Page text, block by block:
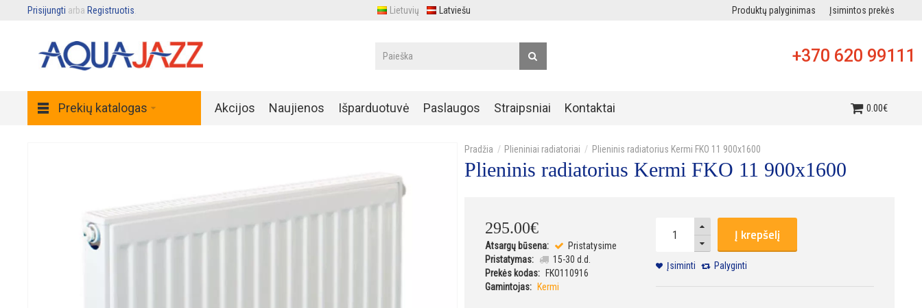
Prisijungti arba Registruotis Lietuvių Latviešu Produktų palyginimas Įsimintos prekės
+370 620 99111
Prekių katalogas Akcijos Naujienos Išparduotuvė Paslaugos Straipsniai Kontaktai 0.00€
Plieniniai radiatoriai Plieninis radiatorius Kermi FKO 11 900x1600
Plieninis radiatorius Kermi FKO 11 900x1600
295.00€
Atsargų būsena:
Pristatysime
Pristatymas:
15-30 d.d.
Prekės kodas:
FKO110916
Gamintojas:
Kermi
Į krepšelį
Įsiminti Palyginti